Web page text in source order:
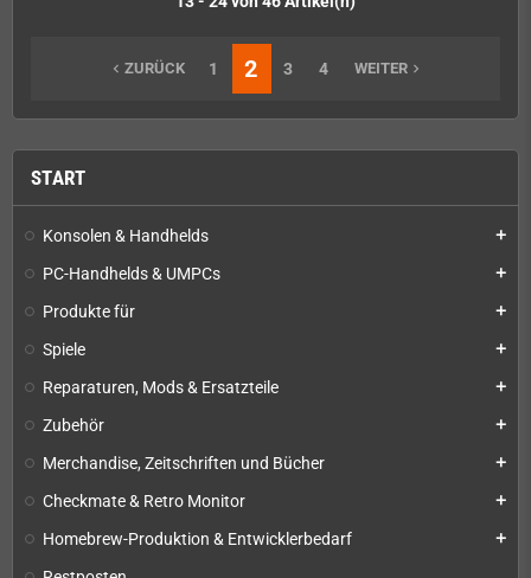
START
Konsolen & Handhelds add
PC-Handhelds & UMPCs add
Produkte für add
Spiele add
Reparaturen, Mods & Ersatzteile add
Zubehör add
Merchandise, Zeitschriften und Bücher add
Checkmate & Retro Monitor add
Homebrew-Produktion & Entwicklerbedarf add
navigate_before ZURÜCK 1 2 3 4 WEITERnavigate_next